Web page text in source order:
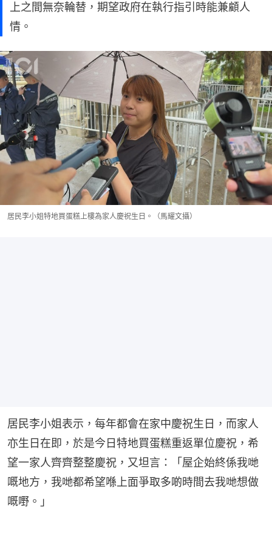
上之間無奈輪替，期望政府在執行指引時能兼顧人
情。
居民李小姐特地買蛋糕上樓為家人慶祝生日。（馬耀文攝）
居民李小姐表示，每年都會在家中慶祝生日，而家人
亦生日在即，於是今日特地買蛋糕重返單位慶祝，希
望一家人齊齊整整慶祝，又坦言：「屋企始終係我哋
嘅地方，我哋都希望喺上面爭取多啲時間去我哋想做
嘅嘢。」